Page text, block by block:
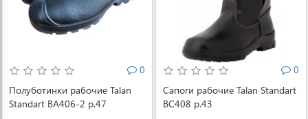
0
Полуботинки рабочие Talan
Standart ВА406-2 р.47
0
Сапоги рабочие Talan Standart
ВС408 р.43